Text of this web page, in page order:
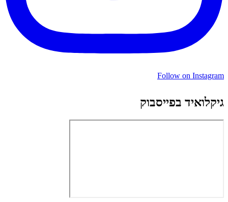
Follow on Instagram
גיקלואיד בפייסבוק